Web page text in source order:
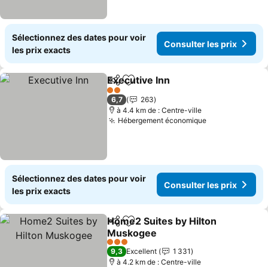
Sélectionnez des dates pour voir
les prix exacts
Consulter les prix
PartagerAjouter à mes favoris
Executive Inn
2 Étoiles
6,7
263
à 4.4 km de : Centre-ville
Hébergement économiqueConsulter
Sélectionnez des dates pour voir
les prix exacts
Consulter les prix
PartagerAjouter à mes favoris
Home2 Suites by Hilton
Muskogee
Consulter les prix
3 Étoiles
9,3 Excellent
1 331
à 4.2 km de : Centre-ville